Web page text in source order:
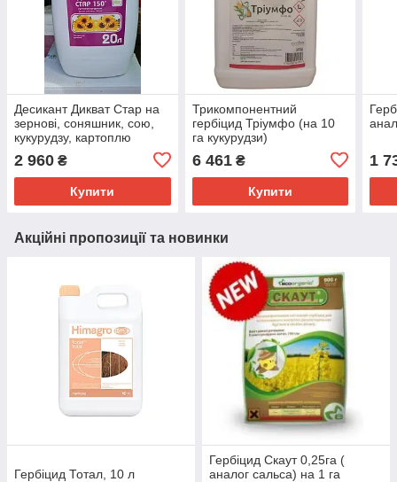
Десикант Дикват Стар на
зернові, соняшник, сою,
кукурудзу, картоплю
2 960 ₴
Купити
Трикомпонентний
гербіцид Тріумфо (на 10
га кукурудзи)
6 461₴
Купити
1
Акційні пропозиції та новинки
Гербіцид Тотал, 10 л
Гербіцид Скаут 0,25га (
аналог сальса) на 1 га